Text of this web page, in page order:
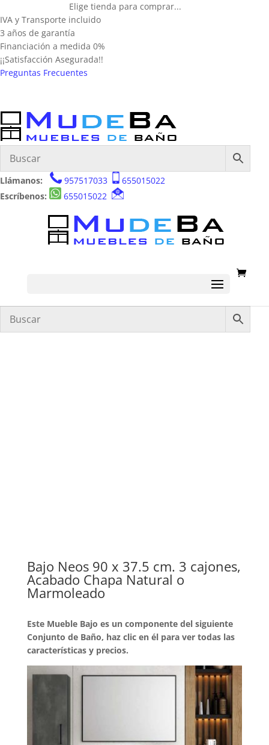
Elige tienda para comprar...
IVA y Transporte incluido
3 años de garantía
Financiación a medida 0%
¡¡Satisfacción Asegurada!!
Preguntas Frecuentes
Llámanos: 957517033
655015022
Escríbenos:
655015022
Bajo Neos 90 x 37.5 cm. 3 cajones,
Acabado Chapa Natural o
Marmoleado
Este Mueble Bajo es un componente del siguiente
Conjunto de Baño, haz clic en él para ver todas las
características y precios.